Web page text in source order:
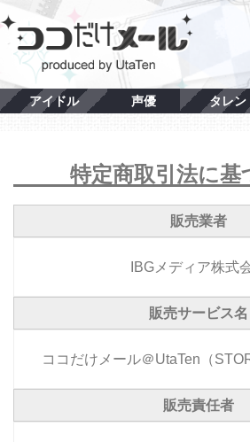
アイドル 声優 タレン
特定商取引法に基
販売業者
IBGメディア株式
販売サービス名
ココだけメール＠UtaTen（
販売責任者